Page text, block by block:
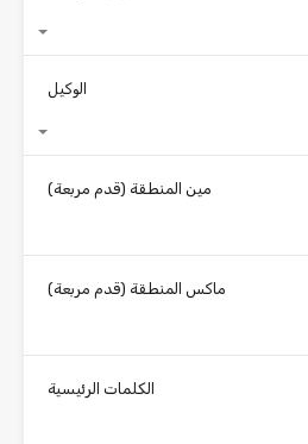
الوكيل
مين المنطقة (قدم مربعة)
ماكس المنطقة (قدم مربعة)
الكلمات الرئيسية